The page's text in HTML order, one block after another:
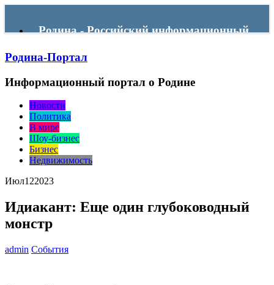
Родина - Российский информационный
портал
Родина-Портал
Информационный портал о Родине
Новости
Политика
В мире
Шоу-бизнес
Бизнес
Недвижимость
Июл122023
Идиакант: Еще один глубоководный
монстр
admin События